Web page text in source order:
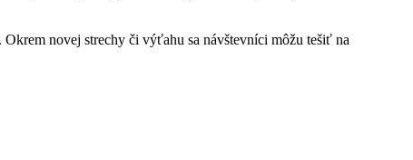
novej strechy či výťahu sa návštevníci môžu tešiť na